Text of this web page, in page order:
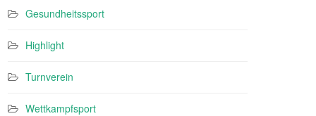
Gesundheitssport
Highlight
Turnverein
Wettkampfsport